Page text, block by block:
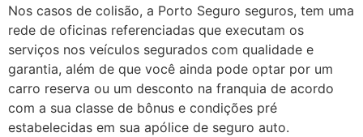
Nos casos de colisão, a Porto Seguro seguros, tem uma
rede de oficinas referenciadas que executam os
serviços nos veículos segurados com qualidade e
garantia, além de que você ainda pode optar por um
carro reserva ou um desconto na franquia de acordo
com a sua classe de bônus e condições pré
estabelecidas em sua apólice de seguro auto.